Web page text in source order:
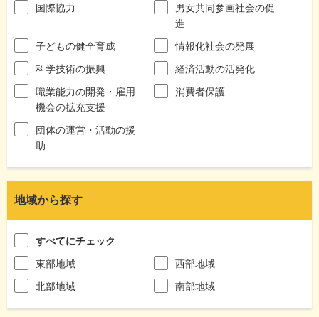
国際協力
男女共同参画社会の促
進
子どもの健全育成
情報化社会の発展
科学技術の振興
経済活動の活発化
職業能力の開発・雇用
機会の拡充支援
消費者保護
団体の運営・活動の援
助
地域から探す
すべてにチェック
東部地域
西部地域
北部地域
南部地域